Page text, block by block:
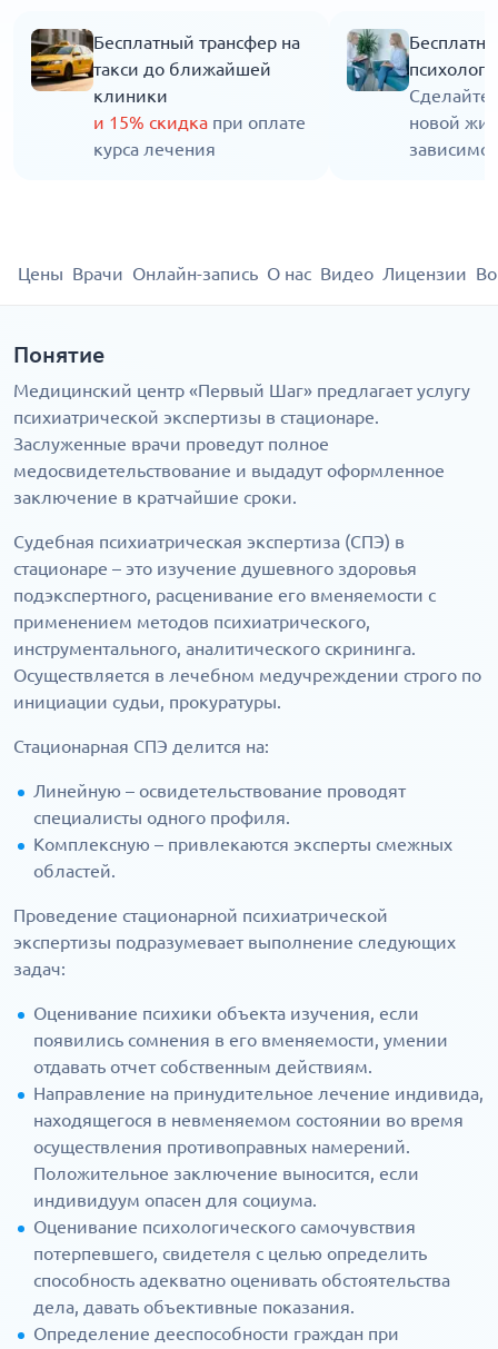
Бесплатный трансфер на
такси до ближайшей
клиники
и 15% скидка при оплате
курса лечения
психолога
Сделайте
новой
Цены Врачи Онлайн-запись О нас Видео Лицензии
Понятие
Медицинский центр «Первый Шаг» предлагает услугу
психиатрической экспертизы в стационаре.
Заслуженные врачи проведут полное
медосвидетельствование и выдадут оформленное
заключение в кратчайшие сроки.
Судебная психиатрическая экспертиза (СПЭ) в
стационаре – это изучение душевного здоровья
подэкспертного, расценивание его вменяемости с
применением методов психиатрического,
инструментального, аналитического скрининга.
Осуществляется в лечебном медучреждении строго по
инициации судьи, прокуратуры.
Стационарная СПЭ делится на:
Линейную – освидетельствование проводят
специалисты одного профиля.
Комплексную – привлекаются эксперты смежных
областей.
Проведение стационарной психиатрической
экспертизы подразумевает выполнение следующих
задач:
Оценивание психики объекта изучения, если
появились сомнения в его вменяемости, умении
отдавать отчет собственным действиям.
Направление на принудительное лечение индивида,
находящегося в невменяемом состоянии во время
осуществления противоправных намерений.
Положительное заключение выносится, если
индивидуум опасен для социума.
Оценивание психологического самочувствия
потерпевшего, свидетеля с целью определить
способность адекватно оценивать обстоятельства
дела, давать объективные показания.
Определение дееспособности граждан при